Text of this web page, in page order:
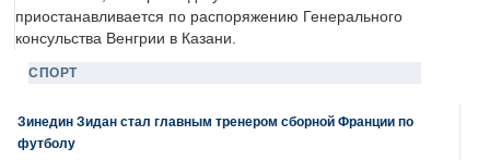
приостанавливается по распоряжению Генерального
консульства Венгрии в Казани.
СПОРТ
Зинедин Зидан стал главным тренером сборной Франции по
футболу